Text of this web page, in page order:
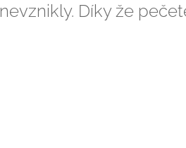
nevznikly. Díky že